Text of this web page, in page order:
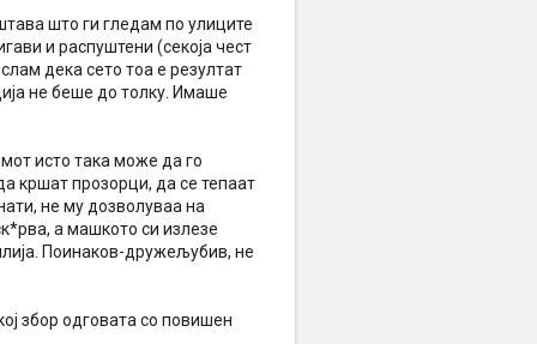
што ги гледам по улиците
и распуштени (секоја чест
дека сето тоа е резултат
не беше до толку. Имаше
исто така може да го
кршат прозорци, да се тепаат
не му дозволуваа на
а машкото си излезе
Поинаков-дружељубив, не
збор одговата со повишен